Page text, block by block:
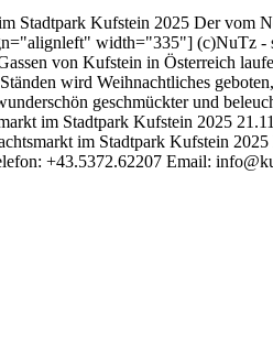
Stadtpark Kufstein 2025 Der vom
width="335"] (c)NuTz -
von Kufstein in Österreich
wird Weihnachtliches
geschmückter und
im Stadtpark Kufstein 2025
im Stadtpark Kufstein
+43.5372.62207 Email: